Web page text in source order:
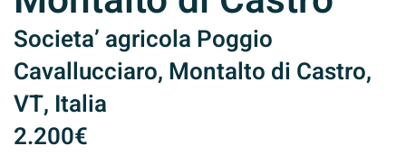
Societa’ agricola Poggio
Cavallucciaro, Montalto di Castro,
VT, Italia
2.200€